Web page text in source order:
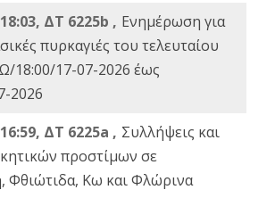
ΔΤ 6225b , Ενημέρωση για
πυρκαγιές του τελευταίου
18:00/17-07-2026 έως
2026
ΔT 6225a , Συλλήψεις και
προστίμων σε
Φθιώτιδα, Κω και Φλώρινα